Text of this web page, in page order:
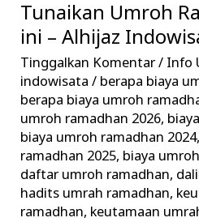
Tunaikan Umroh
ini – Alhijaz
Tinggalkan Komentar/ Info
indowisata/ berapa biaya
berapa biaya umroh
umroh ramadhan 2026,
biaya umroh ramadhan 2024,
ramadhan 2025, biaya
daftar umroh ramadhan,
hadits umrah ramadhan,
ramadhan, keutamaan
Tunaikan
Umroh
Ramadhan
Tahun
ini
–
Alhijaz
Indowisata